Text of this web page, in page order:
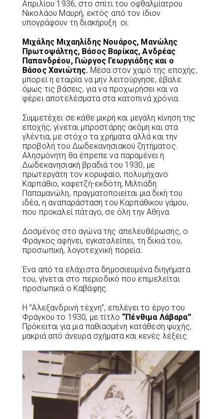
Απριλίου 1936, στο σπίτι του οφθαλμίατρου
Νικολάου Μαυρή, εκτός από τον ίδιον
υπογράφουν τη διακήρυξη οι:
Μιχάλης Μιχαηλίδης Νουάρος, Μανώλης
Πρωτοψάλτης, Βάσος Βαρίκας, Ανδρέας
Παπανδρέου, Γιώργος Γεωργιάδης και ο
Βάσος Χανιώτης. Μέσα στον χαμό της εποχής,
μπορεί η εταιρία να μην λειτούργησε, έβαλε
όμως τις βάσεις, για να προχωρήσει και να
φέρει αποτελέσματα στα κατοπινά χρόνια.
Συμμετέχει σε κάθε μικρή και μεγάλη κίνηση της
εποχής, γίνεται μπροστάρης ακόμη και στα
γλέντια, με στόχο τα χρήματα αλλά και την
προβολή του Δωδεκανησιακού ζητήματος.
Αλησμόνητη θα έπρεπε να παραμένει η
Δωδεκανησιακή βραδιά του 1930, με
πρωτεργάτη τον κορυφαίο, πολυμήχανο
Καρπάθιο, καφετζή-εκδότη, Μιλτιάδη
Παπαμανώλη, πραγματοποιείται μια δική του
ιδέα, η αναπαράσταση του Καρπάθικου γάμου,
που προκαλεί πάταγο, σε όλη την Αθήνα.
Δοσμένος στο αγώνα της απελευθέρωσης, ο
Φράγκος αφήνει, εγκαταλείπει, τη δικιά του,
προσωπική, λογοτεχνική πορεία.
Ένα από τα ελάχιστα δημοσιευμένα διηγήματα
του, γίνεται στο περιοδικό που επιμελείται
προσωπικά ο Καβάφης.
Η “Αλεξανδρινή τέχνη”, επιλέγει το έργο του
Φράγκου το 1930, με τίτλο “Πένθιμα Λάβαρα”.
Πρόκειται για μια παθιασμένη κατάθεση ψυχής,
μακριά από άνευρα σχήματα και κενές λέξεις.